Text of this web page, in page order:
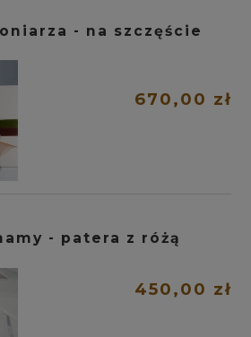
- na szczęście
670,00 zł
- patera z różą
450,00 zł